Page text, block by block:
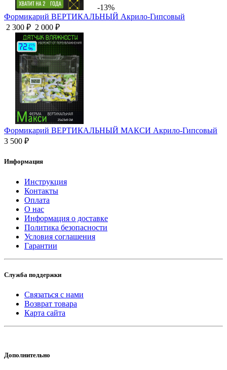
-13%
Формикарий ВЕРТИКАЛЬНЫЙ Акрило-Гипсовый
2 300 ₽ 2 000 ₽
Формикарий ВЕРТИКАЛЬНЫЙ МАКСИ Акрило-Гипсовый
3 500 ₽
Информация
Инструкция
Контакты
Оплата
О нас
Информация о доставке
Политика безопасности
Условия соглашения
Гарантии
Служба поддержки
Связаться с нами
Возврат товара
Карта сайта
Дополнительно